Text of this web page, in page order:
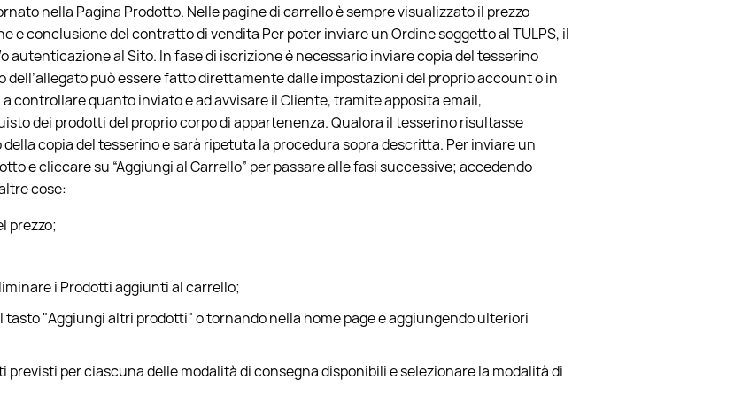
nella Pagina Prodotto. Nelle pagine di carrello è sempre visualizzato il prezzo
e conclusione del contratto di vendita Per poter inviare un Ordine soggetto al TULPS, il
autenticazione al Sito. In fase di iscrizione è necessario inviare copia del tesserino
dell’allegato può essere fatto direttamente dalle impostazioni del proprio account o in
controllare quanto inviato e ad avvisare il Cliente, tramite apposita email,
dei prodotti del proprio corpo di appartenenza. Qualora il tesserino risultasse
copia del tesserino e sarà ripetuta la procedura sopra descritta. Per inviare un
e cliccare su “Aggiungi al Carrello” per passare alle fasi successive; accedendo
cose:
prezzo;
i Prodotti aggiunti al carrello;
"Aggiungi altri prodotti" o tornando nella home page e aggiungendo ulteriori
previsti per ciascuna delle modalità di consegna disponibili e selezionare la modalità di